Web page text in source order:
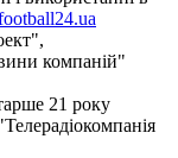
компаній"
21 року